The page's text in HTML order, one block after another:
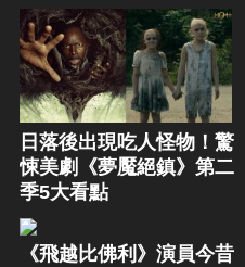
日落後出現吃人怪物！驚
悚美劇《夢魘絕鎮》第二
季5大看點
《飛越比佛利》演員今昔